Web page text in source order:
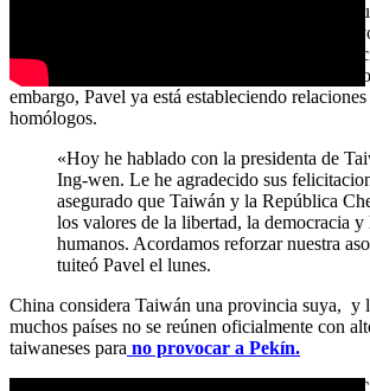
Pavel -ex jefe del comité militar de la OTAN-
sábado y será investido oficialmente como
el 9 de marzo. Hasta entonces, el presidente
Zeman, un político bien conocido por sus
embargo, Pavel ya está estableciendo
homólogos.
«Hoy he hablado con la presidenta de
Ing-wen. Le he agradecido sus
asegurado que Taiwán y la República
los valores de la libertad, la democracia y
humanos. Acordamos reforzar nuestra
tuiteó Pavel el lunes.
China considera Taiwán una provincia suya, y
muchos países no se reúnen oficialmente con
taiwaneses para no provocar a Pekín.